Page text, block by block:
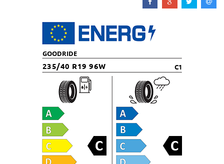
GOODRIDE
235/40 R19 96W C1